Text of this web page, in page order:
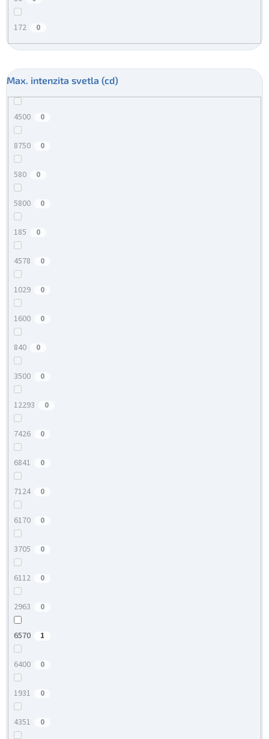
172 0
Max. intenzita svetla (cd)
4500 0
8750 0
580 0
5800 0
185 0
4578 0
1029 0
1600 0
840 0
3500 0
12293 0
7426 0
6841 0
7124 0
6170 0
3705 0
6112 0
2963 0
6570 1
6400 0
1931 0
4351 0